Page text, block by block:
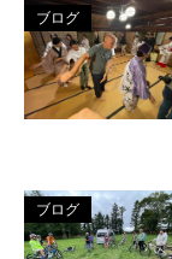
ブログ
ブログ